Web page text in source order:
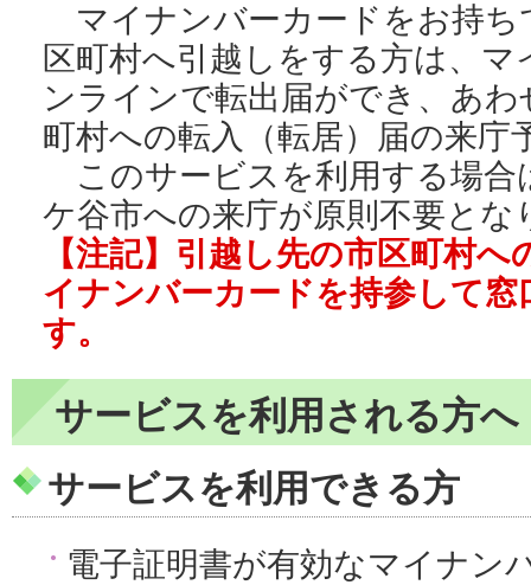
マイナンバーカードをお持ち
区町村へ引越しをする方は、
ンラインで転出届ができ、あ
町村への転入（転居）届の来庁
このサービスを利用する場合
ケ谷市への来庁が原則不要とな
【注記】引越し先の市区町村
イナンバーカードを持参して
す。
サービスを利用される方へ
サービスを利用できる方
電子証明書が有効なマイナン